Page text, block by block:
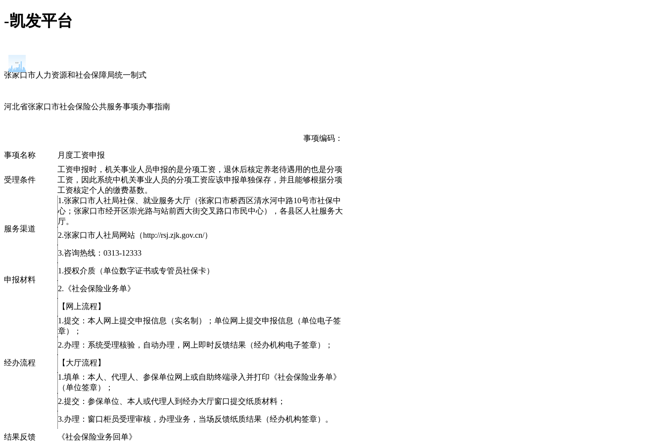
-凯发平台
张家口市人力资源和社会保障局统一制式
河北省张家口市社会保险公共服务事项办事指南
事项编码：
事项名称
月度工资申报
受理条件
工资申报时，机关事业人员申报的是分项工资，退休后核定养老待遇用的也是分项
工资，因此系统中机关事业人员的分项工资应该申报单独保存，并且能够根据分项
工资核定个人的缴费基数。
服务渠道
1.张家口市人社局社保、就业服务大厅（张家口市桥西区清水河中路10号市社保中
心；张家口市经开区崇光路与站前西大街交叉路口市民中心），各县区人社服务大
厅。
2.张家口市人社局网站（http://rsj.zjk.gov.cn/）
3.咨询热线：0313-12333
申报材料
1.授权介质（单位数字证书或专管员社保卡）
2.《社会保险业务单》
经办流程
【网上流程】
1.提交：本人网上提交申报信息（实名制）；单位网上提交申报信息（单位电子签
章）；
2.办理：系统受理核验，自动办理，网上即时反馈结果（经办机构电子签章）；
【大厅流程】
1.填单：本人、代理人、参保单位网上或自助终端录入并打印《社会保险业务单》
（单位签章）；
2.提交：参保单位、本人或代理人到经办大厅窗口提交纸质材料；
3.办理：窗口柜员受理审核，办理业务，当场反馈纸质结果（经办机构签章）。
结果反馈 《社会保险业务回单》